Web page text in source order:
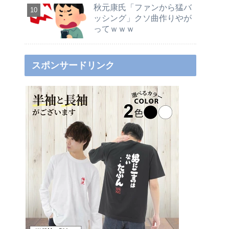
秋元康氏「ファンから猛バ
ッシング」クソ曲作りやが
ってｗｗｗ
スポンサードリンク